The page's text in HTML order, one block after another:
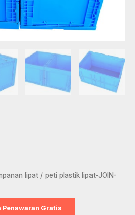
lipat / peti plastik lipat-JOIN-
Penawaran Gratis